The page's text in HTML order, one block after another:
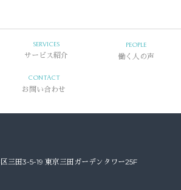
SERVICES
サービス紹介
PEOPLE
働く人の声
CONTACT
お問い合わせ
三田3-5-19 東京三田ガーデンタワー25F